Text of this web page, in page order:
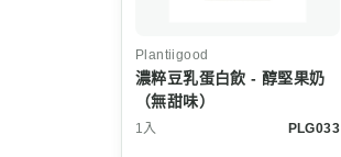
Plantiigood
濃粹豆乳蛋白飲 - 醇堅果奶
（無甜味）
1入 PLG033